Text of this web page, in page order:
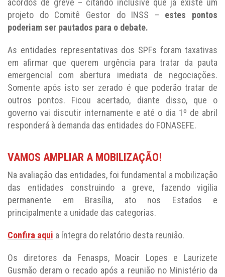
acordos de greve – citando inclusive que já existe um
projeto do Comitê Gestor do INSS – estes pontos
poderiam ser pautados para o debate.
As entidades representativas dos SPFs foram taxativas
em afirmar que querem urgência para tratar da pauta
emergencial com abertura imediata de negociações.
Somente após isto ser zerado é que poderão tratar de
outros pontos. Ficou acertado, diante disso, que o
governo vai discutir internamente e até o dia 1º de abril
responderá à demanda das entidades do FONASEFE.
VAMOS AMPLIAR A MOBILIZAÇÃO!
Na avaliação das entidades, foi fundamental a mobilização
das entidades construindo a greve, fazendo vigília
permanente em Brasília, ato nos Estados e
principalmente a unidade das categorias.
Confira aqui a íntegra do relatório desta reunião.
Os diretores da Fenasps, Moacir Lopes e Laurizete
Gusmão deram o recado após a reunião no Ministério da